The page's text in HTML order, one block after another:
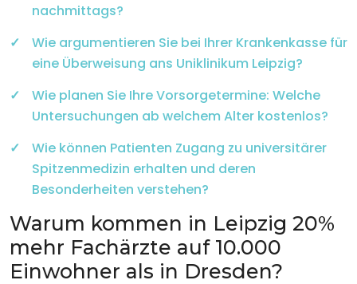
nachmittags?
Wie argumentieren Sie bei Ihrer Krankenkasse für
eine Überweisung ans Uniklinikum Leipzig?
Wie planen Sie Ihre Vorsorgetermine: Welche
Untersuchungen ab welchem Alter kostenlos?
Wie können Patienten Zugang zu universitärer
Spitzenmedizin erhalten und deren
Besonderheiten verstehen?
Warum kommen in Leipzig 20%
mehr Fachärzte auf 10.000
Einwohner als in Dresden?